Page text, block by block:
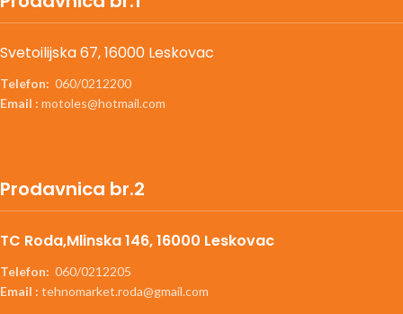
Svetoilijska 67, 16000 Leskovac
Telefon: 060/0212200
Email : motoles@hotmail.com
Prodavnica br.2
TC Roda,Mlinska 146, 16000 Leskovac
Telefon: 060/0212205
Email : tehnomarket.roda@gmail.com